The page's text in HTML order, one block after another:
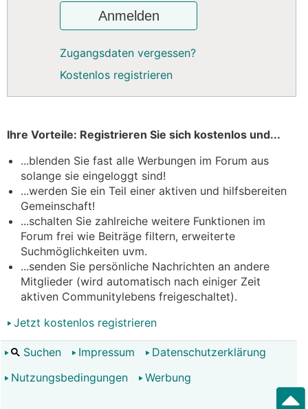
Anmelden
Zugangsdaten vergessen?
Kostenlos registrieren
Ihre Vorteile: Registrieren Sie sich kostenlos und...
...blenden Sie fast alle Werbungen im Forum aus
solange sie eingeloggt sind!
...werden Sie ein Teil einer aktiven und hilfsbereiten
Gemeinschaft!
...schalten Sie zahlreiche weitere Funktionen im
Forum frei wie Beiträge filtern, erweiterte
Suchmöglichkeiten uvm.
...senden Sie persönliche Nachrichten an andere
Mitglieder (wird automatisch nach einiger Zeit
aktiven Communitylebens freigeschaltet).
Jetzt kostenlos registrieren
Suchen Impressum
Datenschutzerklärung
Nutzungsbedingungen
Werbung